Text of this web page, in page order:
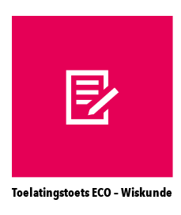
Toelatingstoets ECO – Wiskunde